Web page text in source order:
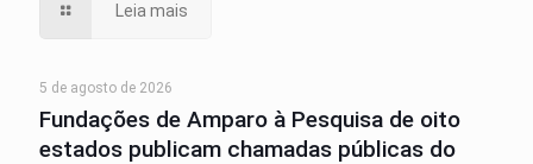
Leia mais
5 de agosto de 2026
Fundações de Amparo à Pesquisa de oito
estados publicam chamadas públicas do